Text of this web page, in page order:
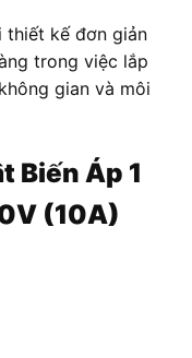
thiết kế đơn giản
trong việc lắp
gian và môi
Biến Áp 1
(10A)